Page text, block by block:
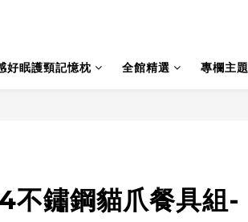
好眠護頸記憶枕 全館精選 專欄主題
不鏽鋼貓爪餐具組-